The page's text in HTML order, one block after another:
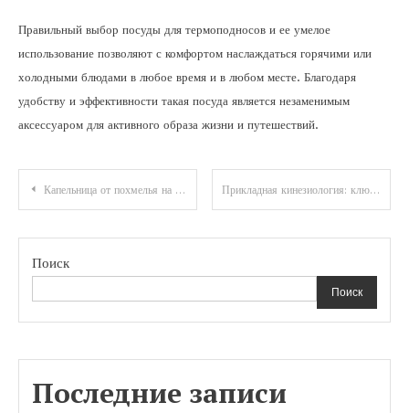
Правильный выбор посуды для термоподносов и ее умелое
использование позволяют с комфортом наслаждаться горячими или
холодными блюдами в любое время и в любом месте. Благодаря
удобству и эффективности такая посуда является незаменимым
аксессуаром для активного образа жизни и путешествий.
Навигация
по
записям
Капельница от похмелья на дому: эффективный способ избавиться от неприятных ощущений Прикладная кинезиология: ключевые понятия и применение в повседневной жизни
Поиск
Поиск
Последние записи